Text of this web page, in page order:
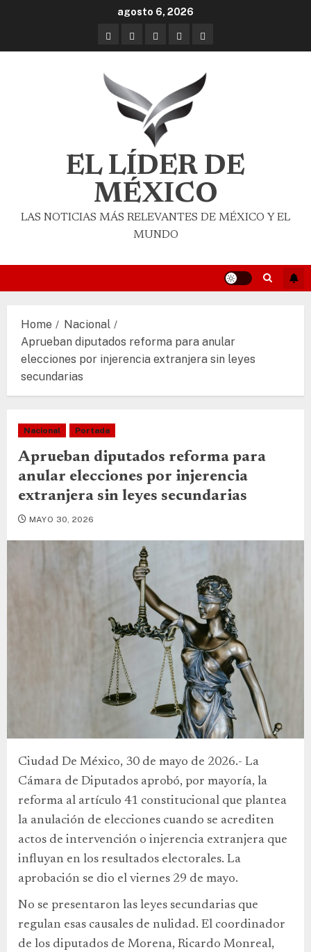
agosto 6, 2026
EL LÍDER DE
MÉXICO
LAS NOTICIAS MÁS RELEVANTES DE MÉXICO Y EL
MUNDO
Home
Nacional
Aprueban diputados reforma para anular
elecciones por injerencia extranjera sin leyes
secundarias
Nacional Portada
Aprueban diputados reforma para
anular elecciones por injerencia
extranjera sin leyes secundarias
MAYO 30, 2026
Ciudad De México, 30 de mayo de 2026.- La
Cámara de Diputados aprobó, por mayoría, la
reforma al artículo 41 constitucional que plantea
la anulación de elecciones cuando se acrediten
actos de intervención o injerencia extranjera que
influyan en los resultados electorales. La
aprobación se dio el viernes 29 de mayo.
No se presentaron las leyes secundarias que
regulan esas causales de nulidad. El coordinador
de los diputados de Morena, Ricardo Monreal,